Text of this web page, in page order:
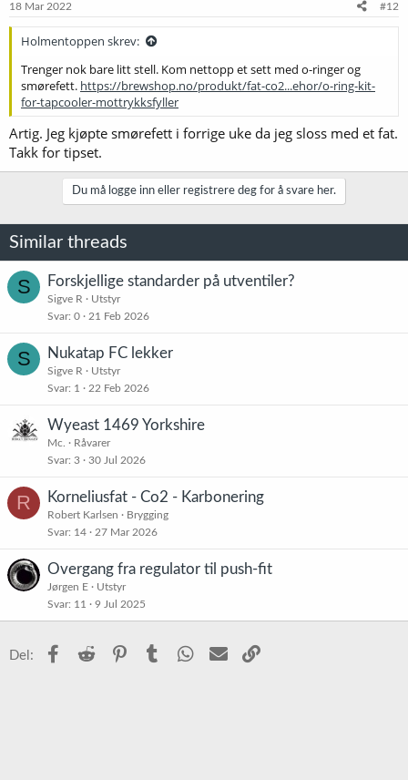
e
18 Mar 2022 #12
Holmentoppen skrev:
Trenger nok bare litt stell. Kom nettopp et sett med o-ringer og
smørefett. https://brewshop.no/produkt/fat-co2...ehor/o-ring-kit-
for-tapcooler-mottrykksfyller
Artig. Jeg kjøpte smørefett i forrige uke da jeg sloss med et fat.
Takk for tipset.
Du må logge inn eller registrere deg for å svare her.
Similar threads
S Forskjellige standarder på utventiler?
Sigve R
Utstyr
Svar 0 21 Feb 2026
S Nukatap FC lekker
Sigve R
Utstyr
Svar 1 22 Feb 2026
Wyeast 1469 Yorkshire
Mc.
Råvarer
Svar 3 30 Jul 2026
R Korneliusfat - Co2 - Karbonering
Robert Karlsen
Brygging
Svar 14 27 Mar 2026
Overgang fra regulator til push-fit
Jørgen E
Utstyr
Svar 11 9 Jul 2025
Del: Facebook
Reddit PinterestTumblr WhatsApp
E-post